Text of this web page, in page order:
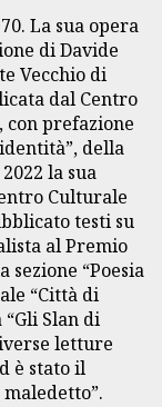
La sua opera
di Davide
Vecchio di
dal Centro
con prefazione
della
la sua
Culturale
testi su
al Premio
sezione “Poesia
“Città di
Slan di
letture
è stato il